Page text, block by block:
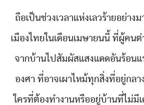
ถือเป็นช่วงเวลาแห่งเลวร้ายอย่าง
เมืองไทยในเดือนเมษายนนี้ ที่ผู้คนต่
จากบ้านไปสัมผัสแสงแดดอันร้อนแ
องศา ที่อาจเผาไหม้ทุกสิ่งที่อยู่กลา
ใครที่ต้องทำงานหรืออยู่บ้านที่ไม่มี